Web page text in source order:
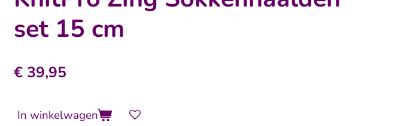
set 15 cm
€ 39,95
In winkelwagen